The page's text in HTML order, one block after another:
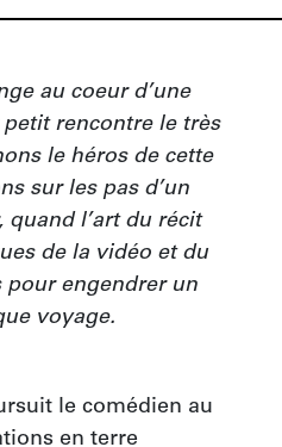
au coeur d’une
rencontre le très
le héros de cette
sur les pas d’un
quand l’art du récit
de la vidéo et du
pour engendrer un
voyage.
le comédien au
en terre